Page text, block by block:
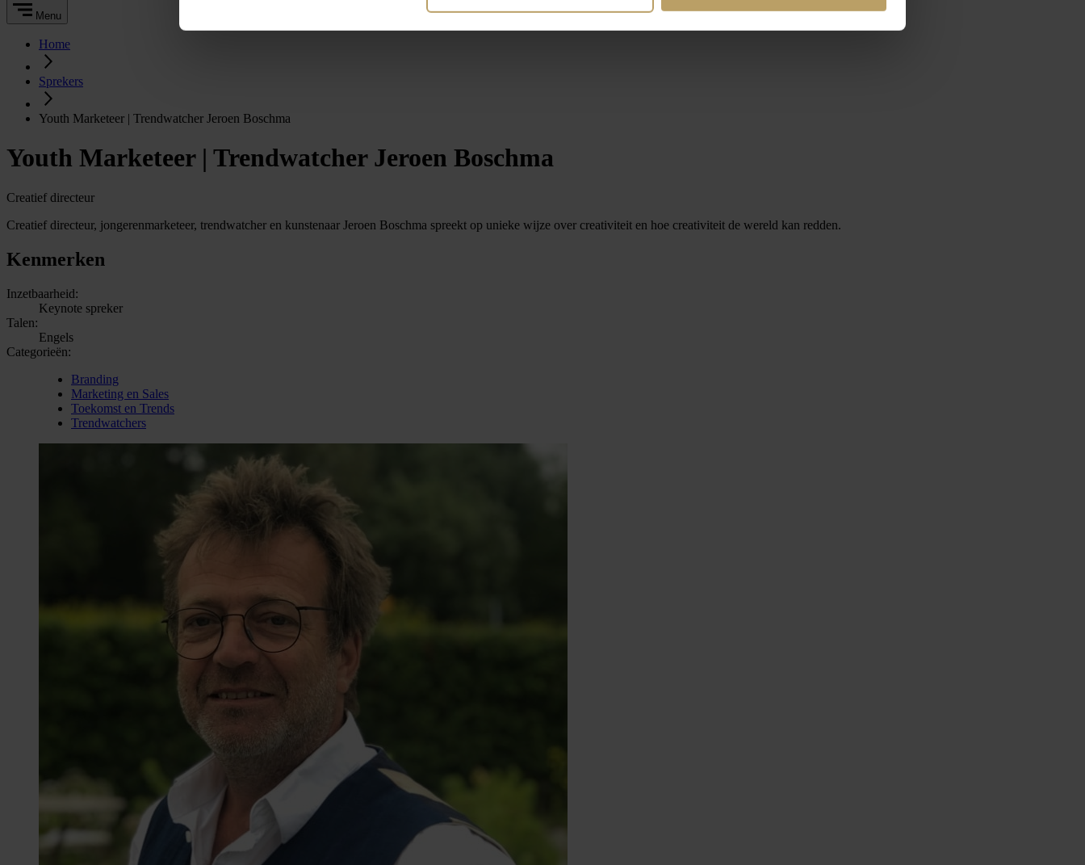
Menu
Home
Sprekers
Youth Marketeer | Trendwatcher Jeroen Boschma
Youth Marketeer | Trendwatcher Jeroen Boschma
Creatief directeur
Creatief directeur, jongerenmarketeer, trendwatcher en kunstenaar Jeroen Boschma spreekt op unieke wijze over creativiteit en hoe creativiteit de wereld kan redden.
Kenmerken
Inzetbaarheid:
Keynote spreker
Talen:
Engels
Categorieën:
Branding
Marketing en Sales
Toekomst en Trends
Trendwatchers